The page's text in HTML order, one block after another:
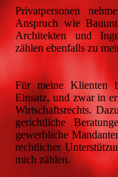
Privatpersonen
Anspruch wie
Architekten und
zählen ebenfalls zu
Für meine Klienten
Einsatz, und zwar in
Wirtschaftsrechts.
gerichtliche
gewerbliche
rechtlicher
mich zählen.